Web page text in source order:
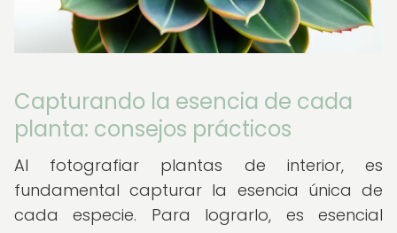
Capturando la esencia de cada
planta: consejos prácticos
Al fotografiar plantas de interior, es
fundamental capturar la esencia única de
cada especie. Para lograrlo, es esencial